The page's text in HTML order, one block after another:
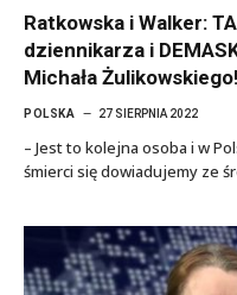
Ratkowska i Walker:
dziennikarza i
Michała Żulikowskiego!
POLSKA 27 SIERPNIA 2022
– Jest to kolejna osoba i w
śmierci się dowiadujemy ze